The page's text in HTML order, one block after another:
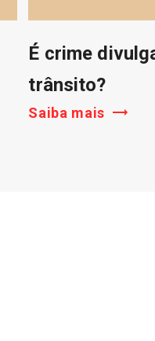
É crime
trânsito?
Saiba mais